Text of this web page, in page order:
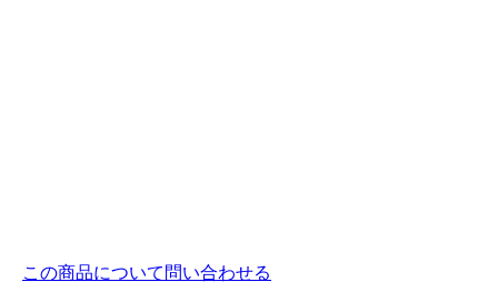
この商品について問い合わせる